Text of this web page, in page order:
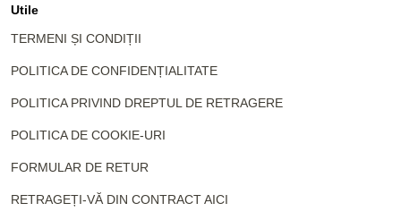
Utile
TERMENI ȘI CONDIȚII
POLITICA DE CONFIDENȚIALITATE
POLITICA PRIVIND DREPTUL DE RETRAGERE
POLITICA DE COOKIE-URI
FORMULAR DE RETUR
RETRAGEȚI-VĂ DIN CONTRACT AICI